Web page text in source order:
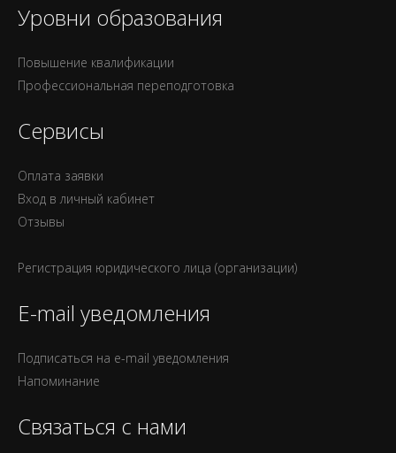
Уровни образования
Повышение квалификации
Профессиональная переподготовка
Сервисы
Оплата заявки
Вход в личный кабинет
Отзывы
Регистрация юридического лица (организации)
E-mail уведомления
Подписаться на e-mail уведомления
Напоминание
Связаться с нами